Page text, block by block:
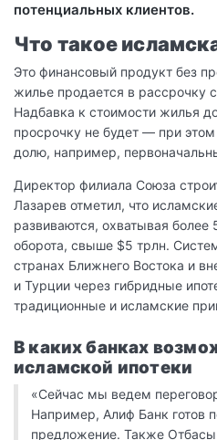
потенциальных клиентов.
Что такое
Это финансовый продукт без
жилье продается в рассрочку
Надбавка к стоимости жилья
просрочку не будет — при
долю, например,
Директор филиала Союза
Лазарев отметил, что
развиваются, охватывая более
оборота, свыше $5 трлн.
странах Ближнего Востока и
и Турции через гибридные
традиционные и исламские
В каких банках
исламской ипотеки
«Сейчас мы ведем
Например, Алиф Банк готов
предложение. Также Отбасы